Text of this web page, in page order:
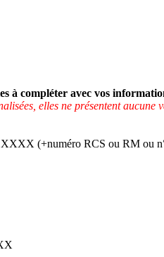
à compléter avec vos
elles ne présentent aucune
(+numéro RCS ou RM ou